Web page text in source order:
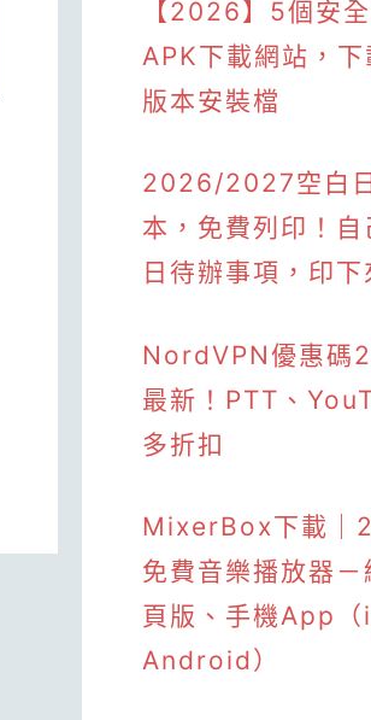
【2026】5個安
APK下載網站，下
版本安裝檔
2026/2027空白
本，免費列印！自
日待辦事項，印下
NordVPN優惠碼
最新！PTT、
多折扣
MixerBox下載｜
免費音樂播放器－
頁版、手機App（
Android）